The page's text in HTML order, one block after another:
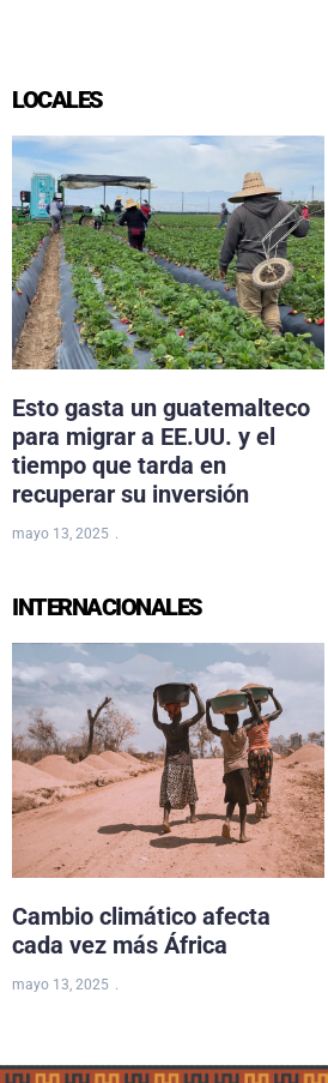
LOCALES
Esto gasta un guatemalteco
para migrar a EE.UU. y el
tiempo que tarda en
recuperar su inversión
mayo 13, 2025
INTERNACIONALES
Cambio climático afecta
cada vez más África
mayo 13, 2025